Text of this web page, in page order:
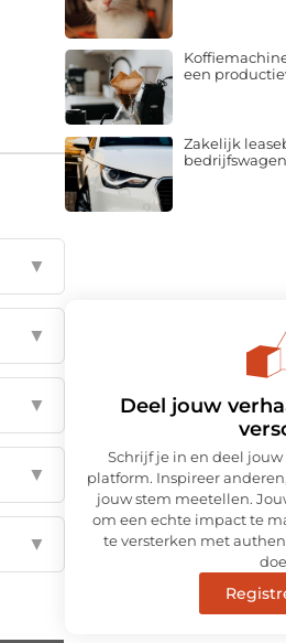
▼
▼
▼
▼
▼
een
Zakelijk
bedrijfswagen
Deel jouw
Schrijf je in en deel
platform. Inspireer
jouw stem meetellen.
om een echte impact te
te versterken met